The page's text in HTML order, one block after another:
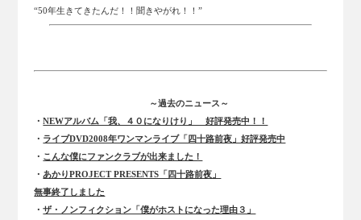
“50年生きてきたんだ！！聞きやがれ！！”
～過去のニュース～
・NEWアルバム「我、４０になりけり」 好評発売中！！
・ ライブDVD2008年ワンマンライブ「四十路前夜」好評発売中
・ こんな僕にファンクラブが出来ました！
・ あかりPROJECT PRESENTS「四十路前夜」
無事終了しました
・ザ・ノンフィクション「僕がホストになった理由３」